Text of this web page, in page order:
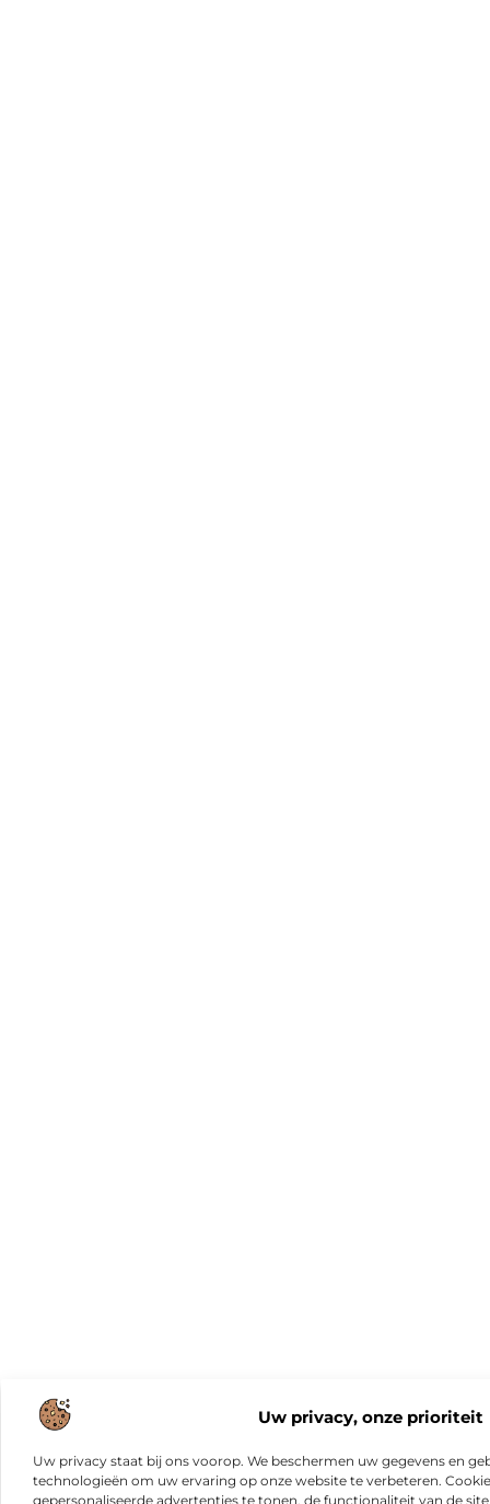
Uw privacy, onze prioriteit
Uw privacy staat bij ons voorop. We beschermen uw gegevens en
technologieën om uw ervaring op onze website te verbeteren.
gepersonaliseerde advertenties te tonen, de functionaliteit van de